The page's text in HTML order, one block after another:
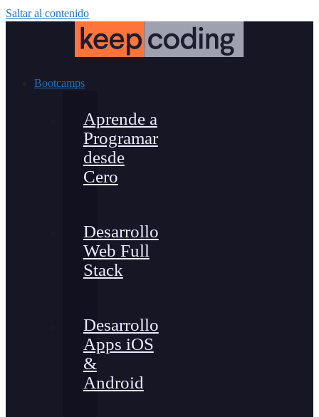
Saltar al contenido
Bootcamps
Aprende a
Programar
desde
Cero
Desarrollo
Web Full
Stack
Desarrollo
Apps iOS
&
Android